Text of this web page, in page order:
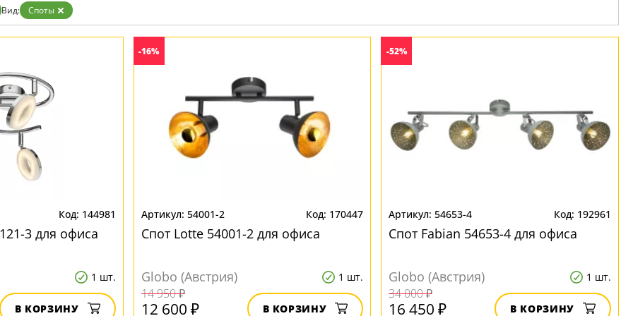
Вид: Споты
144981
3 для офиса
1 шт.
В КОРЗИНУ
-16%
54001-2 170447
Спот Lotte 54001-2 для офиса
Globo (Австрия) 1 шт.
14 950 ₽
12 600 ₽ В КОРЗИНУ
-52%
54653-4 192961
Спот Fabian 54653-4 для офиса
Globo (Австрия) 1 шт.
34 000 ₽
16 450 ₽ В КОРЗИНУ